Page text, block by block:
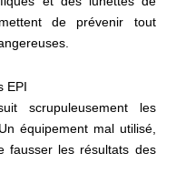
de prévenir tout
EPI
scrupuleusement les
Un équipement mal utilisé,
fausser les résultats des